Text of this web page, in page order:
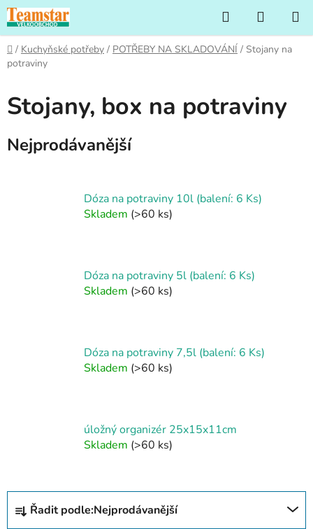
Přejít
na
obsah
Hledat
KOŠÍK
Domů
/ Kuchyňské potřeby / POTŘEBY NA SKLADOVÁNÍ / Stojany na
potraviny
Stojany, box na potraviny
Nejprodávanější
Dóza na potraviny 10l (balení: 6 Ks)
Skladem (>60 ks)
Dóza na potraviny 5l (balení: 6 Ks)
Skladem (>60 ks)
Dóza na potraviny 7,5l (balení: 6 Ks)
Skladem (>60 ks)
úložný organizér 25x15x11cm
Skladem (>60 ks)
Ř
Řadit podle:Nejprodávanější